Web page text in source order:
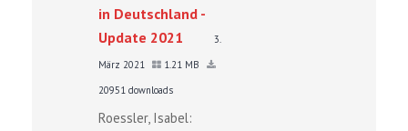
in Deutschland -
Update 2021
3.
März 2021
1.21 MB
20951 downloads
Roessler, Isabel: